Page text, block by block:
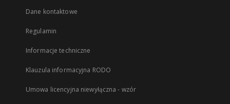
Dane kontaktowe
Regulamin
Informacje techniczne
Klauzula informacyjna RODO
Umowa licencyjna niewyłączna - wzór